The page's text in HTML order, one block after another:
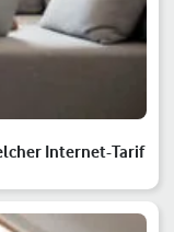
Internet-Tarif